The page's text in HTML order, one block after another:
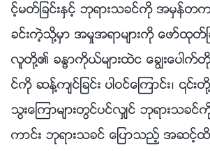
င့္မတ္ျခင္းႏွင့္ ဘုရားသခင္ကို အမွန္တကယ္
ခင္းကဲ့သို႔မွာ အမႈအရာမ်ားကို ေဖာ္ထုတ္ျ
လူတို႔၏ ခႏၶာကိုယ္မ်ားထဲင ေခြၽးေပါက္
င္ကို ဆန႔္က်င္ျခင္း ပါဝင္ေၾကာင္း၊
သြးေၾကာမ်ားတြင္ပင္လွ်င္ ဘုရားသခင္ကို
ကာင္း ဘုရားသခင္ ေျပာသည့္ အဆင့္ထိ